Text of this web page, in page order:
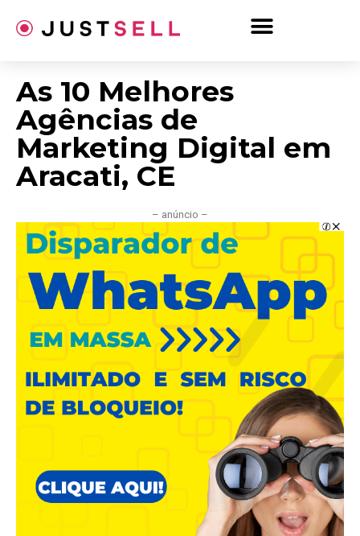
para
As 10 Melhores
Agências de
Marketing Digital em
Aracati, CE
– anúncio –